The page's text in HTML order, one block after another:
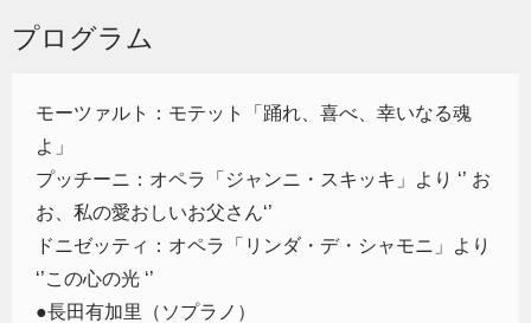
プログラム
モーツァルト：モテット「踊れ、喜べ、幸いなる魂
よ」
プッチーニ：オペラ「ジャンニ・スキッキ」より ‘’ お
お、私の愛おしいお父さん‘’
ドニゼッティ：オペラ「リンダ・デ・シャモニ」より
‘’この心の光 ‘’
●長田有加里（ソプラノ）